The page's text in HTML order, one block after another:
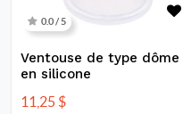
0.0 / 5
Ventouse de type dôme
en silicone
11,25$